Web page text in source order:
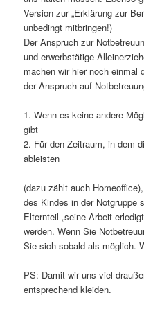
Version zur „Erklärung zur
unbedingt mitbringen!)
Der Anspruch zur
und erwerbstätige
machen wir hier noch einmal
der Anspruch auf
1. Wenn es keine andere
gibt
2. Für den Zeitraum, in dem
ableisten
(dazu zählt auch
des Kindes in der Notgruppe
Elternteil „seine Arbeit
werden. Wenn Sie
Sie sich sobald als möglich.
PS: Damit wir uns viel
entsprechend kleiden.